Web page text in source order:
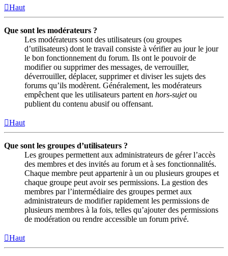
Haut
Que sont les modérateurs ?
Les modérateurs sont des utilisateurs (ou groupes
d’utilisateurs) dont le travail consiste à vérifier au jour le jour
le bon fonctionnement du forum. Ils ont le pouvoir de
modifier ou supprimer des messages, de verrouiller,
déverrouiller, déplacer, supprimer et diviser les sujets des
forums qu’ils modèrent. Généralement, les modérateurs
empêchent que les utilisateurs partent en hors-sujetou
publient du contenu abusif ou offensant.
Haut
Que sont les groupes d’utilisateurs ?
Les groupes permettent aux administrateurs de gérer l’accès
des membres et des invités au forum et à ses fonctionnalités.
Chaque membre peut appartenir à un ou plusieurs groupes et
chaque groupe peut avoir ses permissions. La gestion des
membres par l’intermédiaire des groupes permet aux
administrateurs de modifier rapidement les permissions de
plusieurs membres à la fois, telles qu’ajouter des permissions
de modération ou rendre accessible un forum privé.
Haut